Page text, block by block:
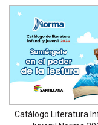
Catálogo Literatura